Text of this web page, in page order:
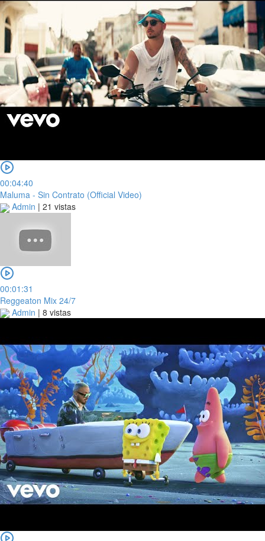
00:04:40
Maluma - Sin Contrato (Official Video)
Admin | 21 vistas
00:01:31
Reggeaton Mix 24/7
Admin | 8 vistas